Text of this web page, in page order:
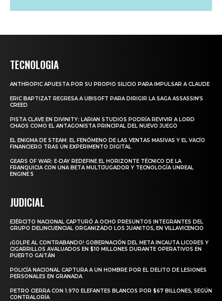
TECNOLOGIA
ANTHROPIC APUESTA POR SU PROPIO SILICIO PARA IMPULSAR A CLAUDE
ERIC BAPTIZAT REGRESA A UBISOFT PARA DIRIGIR LA SAGA ASSASSIN’S
CREED
PISTA CLAVE EN DIVINITY: LARIAN STUDIOS PODRÍA REVIVIR A LORD
CHAOS COMO EL ANTAGONISTA PRINCIPAL DEL NUEVO JUEGO
EL ENIGMA DE STEAM: EL FENÓMENO DE LAS VENTAS MASIVAS Y EL VACÍO
FINANCIERO TRAS UN EXPERIMENTO DIGITAL
GEARS OF WAR: E-DAY REDEFINE EL HORIZONTE TÉCNICO DE LA
FRANQUICIA CON UNA BETA MULTIJUGADOR Y TECNOLOGÍA UNREAL
ENGINE 5
JUDICIAL
EJÉRCITO NACIONAL CAPTURÓ A OCHO PRESUNTOS INTEGRANTES DEL
GRUPO DELINCUENCIAL ORGANIZADO LOS JUANITOS, EN VILLAVICENCIO
¡GOLPE AL CONTRABANDO! GOBERNACIÓN DEL META INCAUTA LICORES Y
CIGARRILLOS AVALUADOS EN $10 MILLONES DURANTE OPERATIVOS EN
PUERTO GAITÁN
POLICÍA NACIONAL CAPTURA A UN HOMBRE POR EL DELITO DE LESIONES
PERSONALES EN GRANADA
PETRO CIERRA CON 1.970 ELEFANTES BLANCOS POR $67 BILLONES, SEGÚN
CONTRALORÍA